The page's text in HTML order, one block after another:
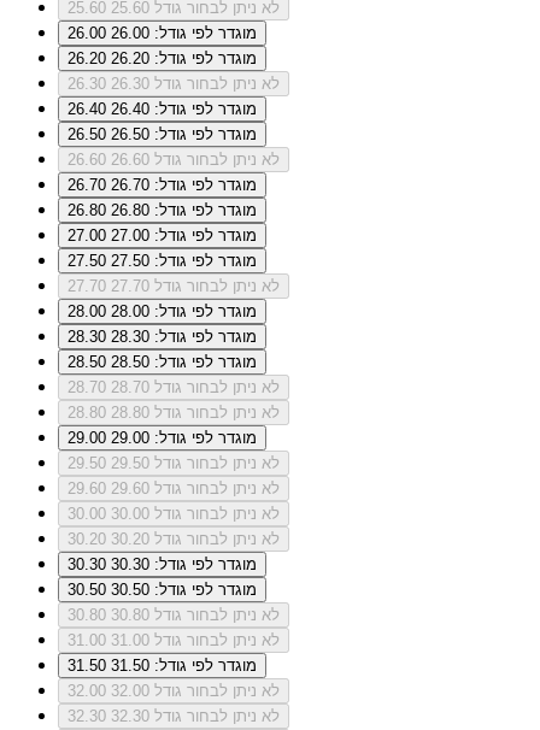
25.60
לא ניתן לבחור גודל 25.60
26.00
מוגדר לפי גודל: 26.00
26.20
מוגדר לפי גודל: 26.20
26.30
לא ניתן לבחור גודל 26.30
26.40
מוגדר לפי גודל: 26.40
26.50
מוגדר לפי גודל: 26.50
26.60
לא ניתן לבחור גודל 26.60
26.70
מוגדר לפי גודל: 26.70
26.80
מוגדר לפי גודל: 26.80
27.00
מוגדר לפי גודל: 27.00
27.50
מוגדר לפי גודל: 27.50
27.70
לא ניתן לבחור גודל 27.70
28.00
מוגדר לפי גודל: 28.00
28.30
מוגדר לפי גודל: 28.30
28.50
מוגדר לפי גודל: 28.50
28.70
לא ניתן לבחור גודל 28.70
28.80
לא ניתן לבחור גודל 28.80
29.00
מוגדר לפי גודל: 29.00
29.50
לא ניתן לבחור גודל 29.50
29.60
לא ניתן לבחור גודל 29.60
30.00
לא ניתן לבחור גודל 30.00
30.20
לא ניתן לבחור גודל 30.20
30.30
מוגדר לפי גודל: 30.30
30.50
מוגדר לפי גודל: 30.50
30.80
לא ניתן לבחור גודל 30.80
31.00
לא ניתן לבחור גודל 31.00
31.50
מוגדר לפי גודל: 31.50
32.00
לא ניתן לבחור גודל 32.00
32.30
לא ניתן לבחור גודל 32.30